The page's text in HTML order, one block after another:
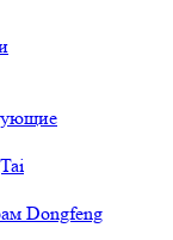
Dongfeng